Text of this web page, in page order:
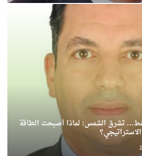
تشرق الشمس: لماذا أصبحت الطاقة